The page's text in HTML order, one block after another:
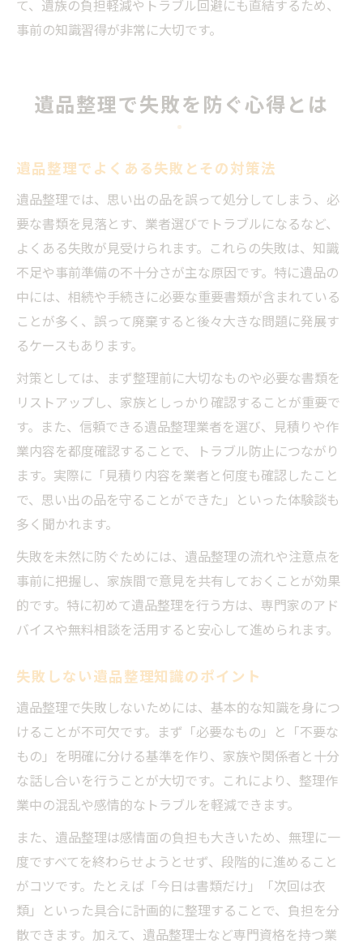
て、遺族の負担軽減やトラブル回避にも直結するため、
事前の知識習得が非常に大切です。
遺品整理で失敗を防ぐ心得とは
遺品整理でよくある失敗とその対策法
遺品整理では、思い出の品を誤って処分してしまう、必
要な書類を見落とす、業者選びでトラブルになるなど、
よくある失敗が見受けられます。これらの失敗は、知識
不足や事前準備の不十分さが主な原因です。特に遺品の
中には、相続や手続きに必要な重要書類が含まれている
ことが多く、誤って廃棄すると後々大きな問題に発展す
るケースもあります。
対策としては、まず整理前に大切なものや必要な書類を
リストアップし、家族としっかり確認することが重要で
す。また、信頼できる遺品整理業者を選び、見積りや作
業内容を都度確認することで、トラブル防止につながり
ます。実際に「見積り内容を業者と何度も確認したこと
で、思い出の品を守ることができた」といった体験談も
多く聞かれます。
失敗を未然に防ぐためには、遺品整理の流れや注意点を
事前に把握し、家族間で意見を共有しておくことが効果
的です。特に初めて遺品整理を行う方は、専門家のアド
バイスや無料相談を活用すると安心して進められます。
失敗しない遺品整理知識のポイント
遺品整理で失敗しないためには、基本的な知識を身につ
けることが不可欠です。まず「必要なもの」と「不要な
もの」を明確に分ける基準を作り、家族や関係者と十分
な話し合いを行うことが大切です。これにより、整理作
業中の混乱や感情的なトラブルを軽減できます。
また、遺品整理は感情面の負担も大きいため、無理に一
度ですべてを終わらせようとせず、段階的に進めること
がコツです。たとえば「今日は書類だけ」「次回は衣
類」といった具合に計画的に整理することで、負担を分
散できます。加えて、遺品整理士など専門資格を持つ業